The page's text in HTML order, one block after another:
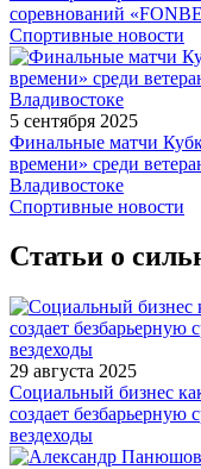
соревнований
Спортивные новости
5 сентября 2025
Финальные матчи
времени» среди
Владивостоке
Спортивные новости
Статьи о
29 августа 2025
Социальный бизнес
создает безбарьерную
вездеходы